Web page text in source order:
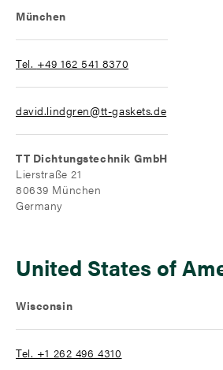
München
Tel. +49 162 541 8370
david.lindgren@tt-gaskets.de
TT Dichtungstechnik GmbH
Lierstraße 21
80639 München
Germany
United States of
Wisconsin
Tel. +1 262 496 4310